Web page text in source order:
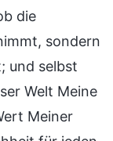
die
sondern
und selbst
Welt Meine
Meiner